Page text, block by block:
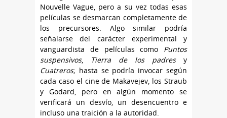
Nouvelle Vague, pero a su vez todas esas
películas se desmarcan completamente de
los precursores. Algo similar podría
señalarse del carácter experimental y
vanguardista de películas como Puntos
suspensivos, Tierra de los padresy
Cuatreros; hasta se podría invocar según
cada caso el cine de Makavejev, los Straub
y Godard, pero en algún momento se
verificará un desvío, un desencuentro e
incluso una traición a la autoridad.